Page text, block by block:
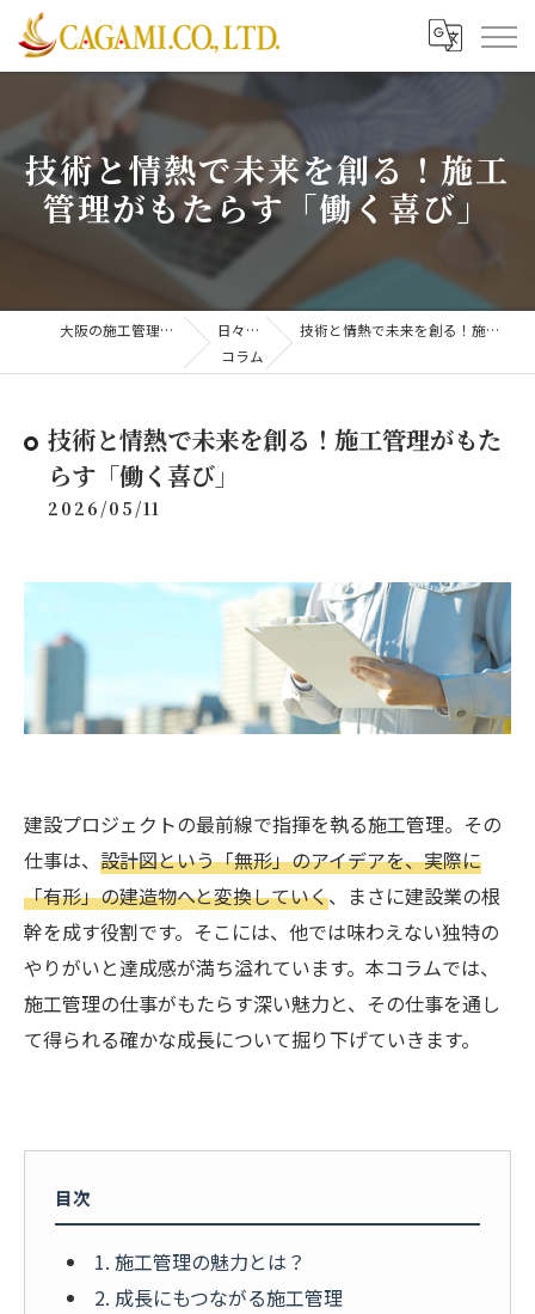
技術と情熱で未来を創る！施工
管理がもたらす「働く喜び」
大阪の施工管理は株式会社CAGAMI
日々更新中！
コラム
技術と情熱で未来を創る！施工管理がもたらす「働く喜び」
技術と情熱で未来を創る！施工管理がもた
らす「働く喜び」
2026/05/11
建設プロジェクトの最前線で指揮を執る施工管理。その
仕事は、 設計図という「無形」のアイデアを、実際に
「有形」の建造物へと変換していく、まさに建設業の根
幹を成す役割です。そこには、他では味わえない独特の
やりがいと達成感が満ち溢れています。本コラムでは、
施工管理の仕事がもたらす深い魅力と、その仕事を通し
て得られる確かな成長について掘り下げていきます。
目次
1. 施工管理の魅力とは？
2. 成長にもつながる施工管理